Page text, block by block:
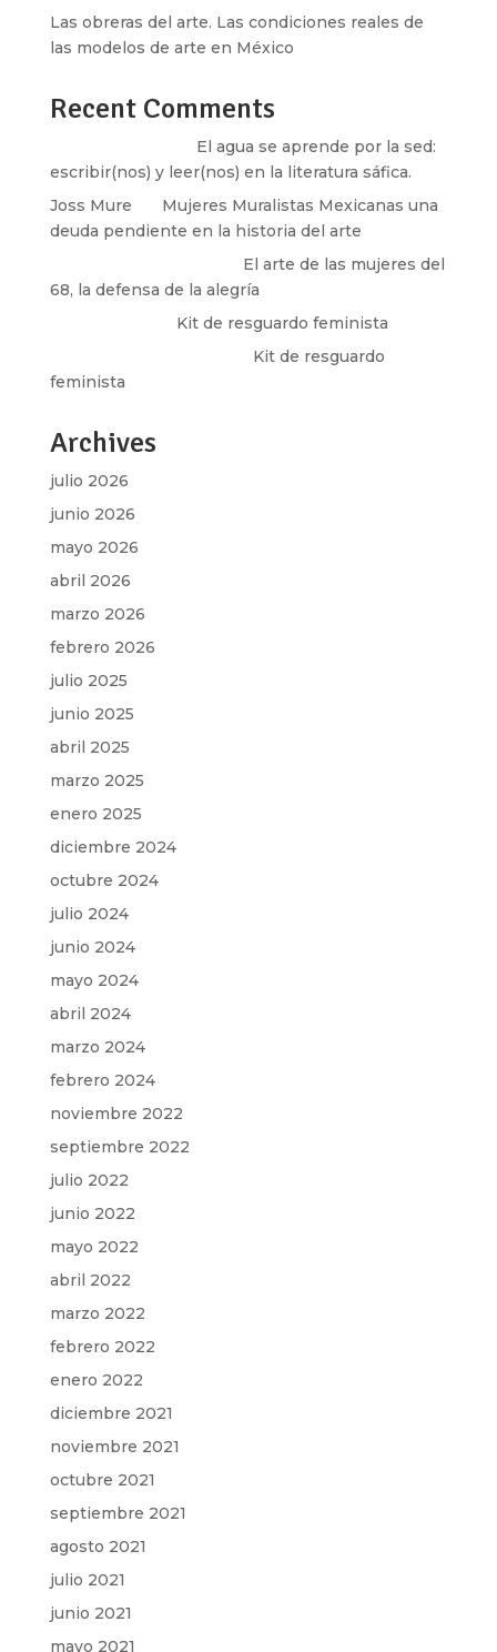
Las obreras del arte. Las condiciones reales de
las modelos de arte en México
Recent Comments
El agua se aprende por la sed:
escribir(nos) y leer(nos) en la literatura sáfica.
Joss Mure
Mujeres Muralistas Mexicanas una
deuda pendiente en la historia del arte
El arte de las mujeres del
68, la defensa de la alegría
Kit de resguardo feminista
Kit de resguardo
feminista
Archives
julio 2026
junio 2026
mayo 2026
abril 2026
marzo 2026
febrero 2026
julio 2025
junio 2025
abril 2025
marzo 2025
enero 2025
diciembre 2024
octubre 2024
julio 2024
junio 2024
mayo 2024
abril 2024
marzo 2024
febrero 2024
noviembre 2022
septiembre 2022
julio 2022
junio 2022
mayo 2022
abril 2022
marzo 2022
febrero 2022
enero 2022
diciembre 2021
noviembre 2021
octubre 2021
septiembre 2021
agosto 2021
julio 2021
junio 2021
mayo 2021